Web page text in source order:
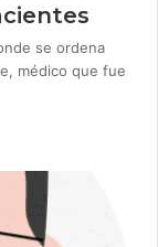
se ordena
médico que fue